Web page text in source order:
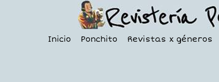
Inicio Ponchito Revistas x géneros